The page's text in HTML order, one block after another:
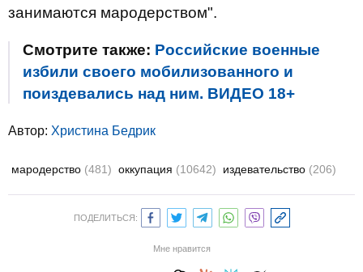
занимаются мародерством".
Смотрите также: Российские военные
избили своего мобилизованного и
поиздевались над ним. ВИДЕО 18+
Автор: Христина Бедрик
мародерство (481) оккупация (10642) издевательство (206)
ПОДЕЛИТЬСЯ:
Мне нравится